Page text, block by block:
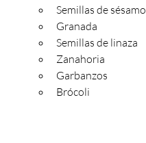
Semillas de sésamo
Granada
Semillas de linaza
Zanahoria
Garbanzos
Brócoli